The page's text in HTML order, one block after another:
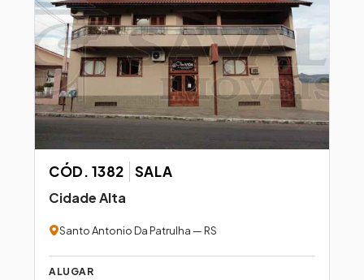
CÓD. 1382 SALA
Cidade Alta
Santo Antonio Da Patrulha — RS
ALUGAR